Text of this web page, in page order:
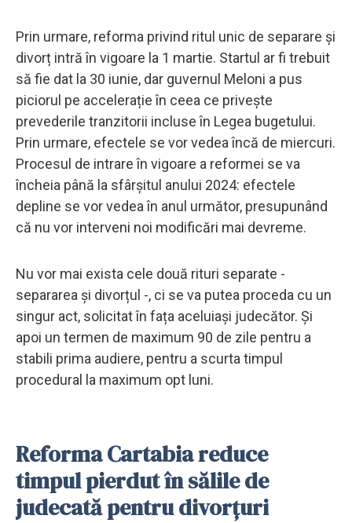
Prin urmare, reforma privind ritul unic de separare și
divorț intră în vigoare la 1 martie. Startul ar fi trebuit
să fie dat la 30 iunie, dar guvernul Meloni a pus
piciorul pe accelerație în ceea ce privește
prevederile tranzitorii incluse în Legea bugetului.
Prin urmare, efectele se vor vedea încă de miercuri.
Procesul de intrare în vigoare a reformei se va
încheia până la sfârșitul anului 2024: efectele
depline se vor vedea în anul următor, presupunând
că nu vor interveni noi modificări mai devreme.
Nu vor mai exista cele două rituri separate -
separarea și divorțul -, ci se va putea proceda cu un
singur act, solicitat în fața aceluiași judecător. Și
apoi un termen de maximum 90 de zile pentru a
stabili prima audiere, pentru a scurta timpul
procedural la maximum opt luni.
Reforma Cartabia reduce
timpul pierdut în sălile de
judecată pentru divorțuri